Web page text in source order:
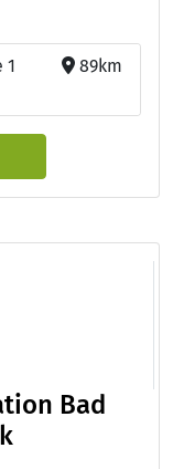
1
89km
Bad